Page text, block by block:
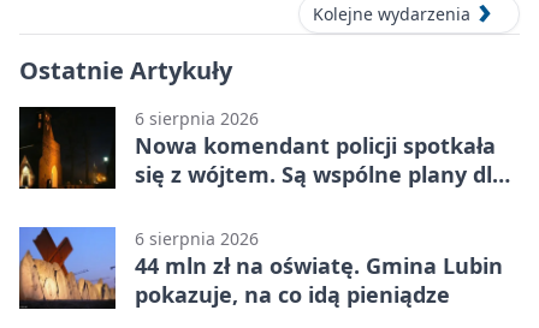
Kolejne wydarzenia
Ostatnie Artykuły
6 sierpnia 2026
Nowa komendant policji spotkała
się z wójtem. Są wspólne plany dla
6 sierpnia 2026
44 mln zł na oświatę. Gmina Lubin
pokazuje, na co idą pieniądze